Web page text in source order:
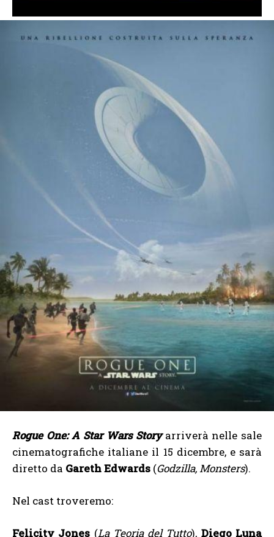
Rogue One: A Star Wars Storyarriverà nelle sale
cinematografiche italiane il 15 dicembre, e sarà
diretto da Gareth Edwards (Godzilla, Monsters).
Nel cast troveremo:
Felicity Jones (La Teoria del Tutto), Diego Luna